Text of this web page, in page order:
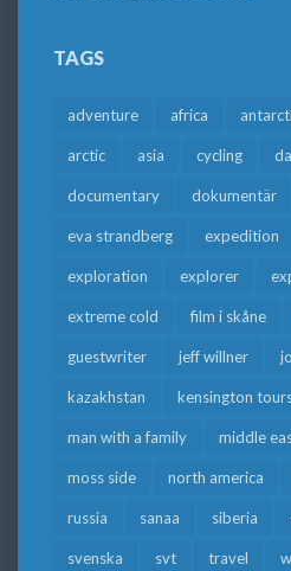
TAGS
adventure africa
arctic asia cycling
documentary dokumentär
eva strandberg expedition
exploration explorer
extreme cold film i skåne
guestwriter jeff willner
kazakhstan kensington
man with a family middle
moss side north america
russia sanaa siberia
svenska svt travel